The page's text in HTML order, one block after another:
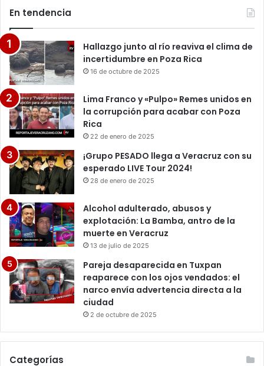
En tendencia
Hallazgo junto al río reaviva el clima de
incertidumbre en Poza Rica
16 de octubre de 2025
Lima Franco y «Pulpo» Remes unidos en
la corrupción para acabar con Poza
Rica
22 de enero de 2025
¡Grupo PESADO llega a Veracruz con su
esperado LIVE Tour 2024!
28 de enero de 2025
Alcohol adulterado, abusos y
explotación: La Bamba, antro de la
muerte en Veracruz
13 de julio de 2025
Pareja desaparecida en Tuxpan
reaparece con los ojos vendados: el
narco envía advertencia directa a la
ciudad
2 de octubre de 2025
Categorías